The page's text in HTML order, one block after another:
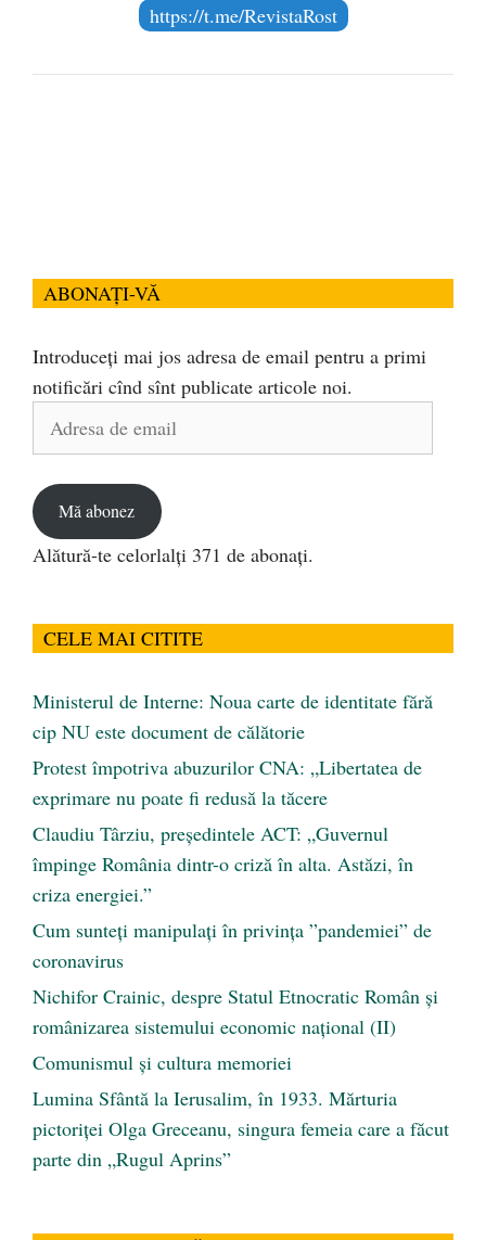
https://t.me/RevistaRost
ABONAȚI-VĂ
Introduceți mai jos adresa de email pentru a primi
notificări cînd sînt publicate articole noi.
Mă abonez
Alătură-te celorlalți 371 de abonați.
CELE MAI CITITE
Ministerul de Interne: Noua carte de identitate fără
cip NU este document de călătorie
Protest împotriva abuzurilor CNA: „Libertatea de
exprimare nu poate fi redusă la tăcere
Claudiu Târziu, președintele ACT: „Guvernul
împinge România dintr-o criză în alta. Astăzi, în
criza energiei.”
Cum sunteți manipulați în privința ”pandemiei” de
coronavirus
Nichifor Crainic, despre Statul Etnocratic Român şi
românizarea sistemului economic naţional (II)
Comunismul şi cultura memoriei
Lumina Sfântă la Ierusalim, în 1933. Mărturia
pictoriței Olga Greceanu, singura femeia care a făcut
parte din „Rugul Aprins”